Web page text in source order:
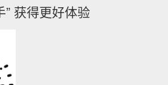
获得更好体验